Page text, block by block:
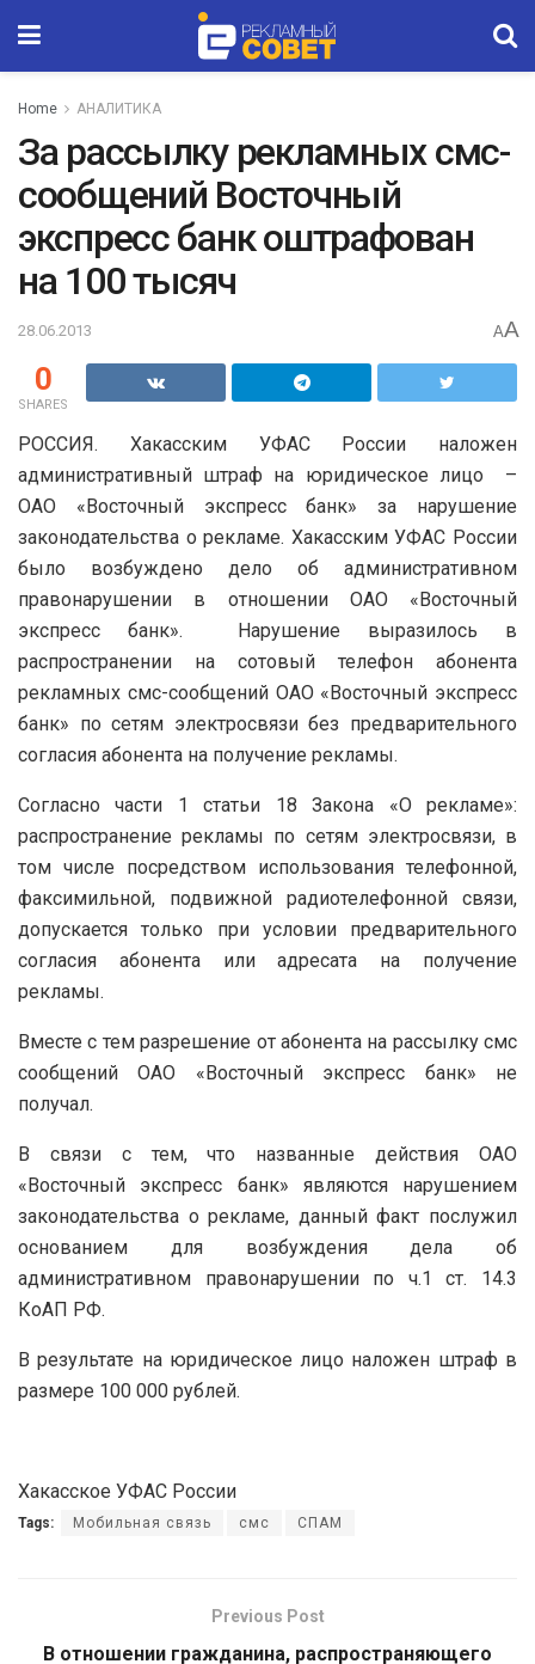
Home АНАЛИТИКА
За рассылку рекламных смс-
сообщений Восточный
экспресс банк оштрафован
на 100 тысяч
28.06.2013 AA
0
SHARES
РОССИЯ. Хакасским УФАС России наложен
административный штраф на юридическое лицо –
ОАО «Восточный экспресс банк» за нарушение
законодательства о рекламе. Хакасским УФАС России
было возбуждено дело об административном
правонарушении в отношении ОАО «Восточный
экспресс банк». Нарушение выразилось в
распространении на сотовый телефон абонента
рекламных смс-сообщений ОАО «Восточный экспресс
банк» по сетям электросвязи без предварительного
согласия абонента на получение рекламы.
Согласно части 1 статьи 18 Закона «О рекламе»:
распространение рекламы по сетям электросвязи, в
том числе посредством использования телефонной,
факсимильной, подвижной радиотелефонной связи,
допускается только при условии предварительного
согласия абонента или адресата на получение
рекламы.
Вместе с тем разрешение от абонента на рассылку смс
сообщений ОАО «Восточный экспресс банк» не
получал.
В связи с тем, что названные действия ОАО
«Восточный экспресс банк» являются нарушением
законодательства о рекламе, данный факт послужил
основанием для возбуждения дела об
административном правонарушении по ч.1 ст. 14.3
КоАП РФ.
В результате на юридическое лицо наложен штраф в
размере 100 000 рублей.
Хакасское УФАС России
Tags: Мобильная связь смс СПАМ
Previous Post
В отношении гражданина, распространяющего